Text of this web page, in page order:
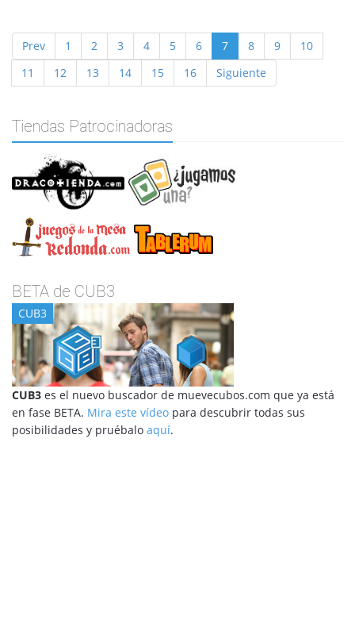
Prev 1 2 3 4 5 6 7 8 9
10
11
12 13 14 15 16 Siguiente
Tiendas Patrocinadoras
BETA de CUB3
CUB3
CUB3 es el nuevo buscador de muevecubos.com que ya está
en fase BETA. Mira este vídeo para descubrir todas sus
posibilidades y pruébalo aquí.